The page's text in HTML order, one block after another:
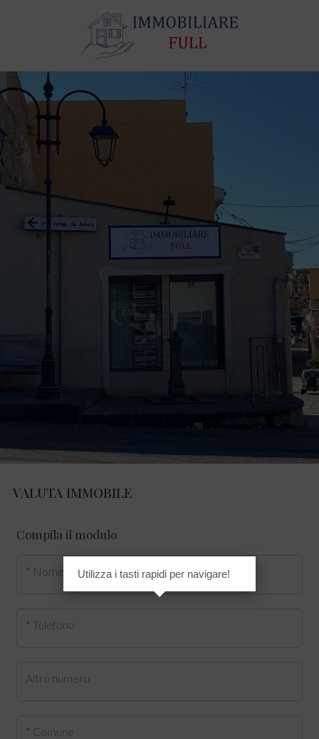
VALUTA IMMOBILE
Compila il modulo
* Nome
* Telefono
Altro numero
* Comune
Utilizza i tasti rapidi per navigare!